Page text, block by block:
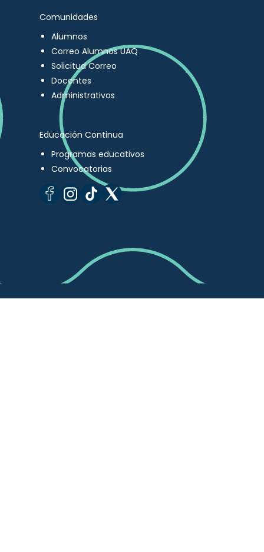
Comunidades
Alumnos
Correo Alumnos UAQ
Solicitud Correo
Docentes
Administrativos
Educación Continua
Programas educativos
Convocatorias